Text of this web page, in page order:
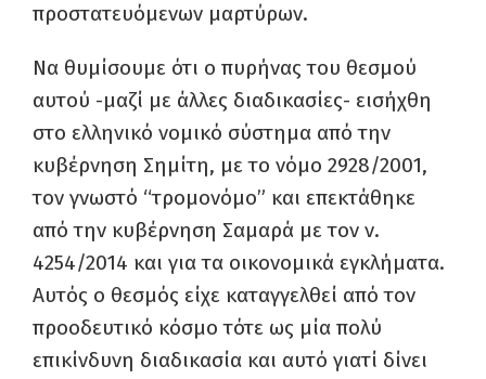
προστατευόμενων μαρτύρων.
Να θυμίσουμε ότι ο πυρήνας του θεσμού
αυτού -μαζί με άλλες διαδικασίες- εισήχθη
στο ελληνικό νομικό σύστημα από την
κυβέρνηση Σημίτη, με το νόμο 2928/2001,
τον γνωστό “τρομονόμο” και επεκτάθηκε
από την κυβέρνηση Σαμαρά με τον ν.
4254/2014 και για τα οικονομικά εγκλήματα.
Αυτός ο θεσμός είχε καταγγελθεί από τον
προοδευτικό κόσμο τότε ως μία πολύ
επικίνδυνη διαδικασία και αυτό γιατί δίνει